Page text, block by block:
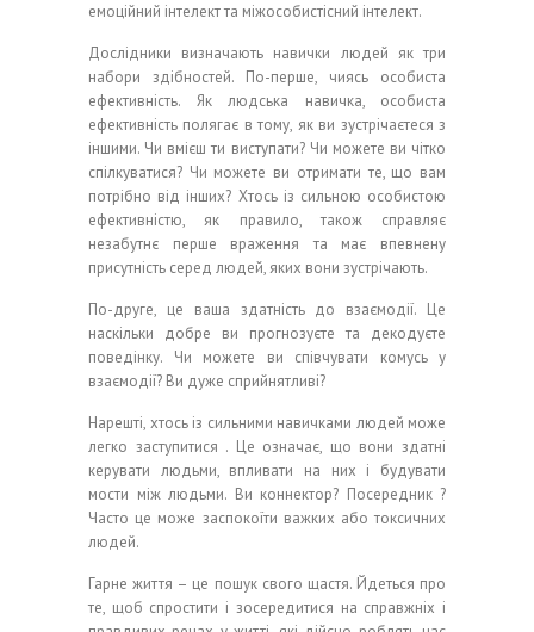
емоційний інтелект та міжособистісний інтелект.
Дослідники визначають навички людей як три
набори здібностей. По-перше, чиясь особиста
ефективність. Як людська навичка, особиста
ефективність полягає в тому, як ви зустрічаєтеся з
іншими. Чи вмієш ти виступати? Чи можете ви чітко
спілкуватися? Чи можете ви отримати те, що вам
потрібно від інших? Хтось із сильною особистою
ефективністю, як правило, також справляє
незабутнє перше враження та має впевнену
присутність серед людей, яких вони зустрічають.
По-друге, це ваша здатність до взаємодії. Це
наскільки добре ви прогнозуєте та декодуєте
поведінку. Чи можете ви співчувати комусь у
взаємодії? Ви дуже сприйнятливі?
Нарешті, хтось із сильними навичками людей може
легко заступитися . Це означає, що вони здатні
керувати людьми, впливати на них і будувати
мости між людьми. Ви коннектор? Посередник ?
Часто це може заспокоїти важких або токсичних
людей.
Гарне життя – це пошук свого щастя. Йдеться про
те, щоб спростити і зосередитися на справжніх і